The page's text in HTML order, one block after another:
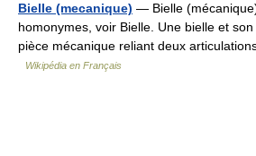
Bielle (mecanique) — Bielle
homonymes, voir Bielle. Une bielle et
pièce mécanique reliant deux
Wikipédia en Français